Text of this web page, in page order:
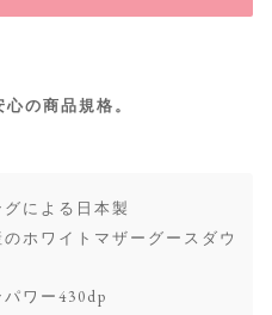
の商品規格。
による日本製
ホワイトマザーグースダウ
ワー430dp